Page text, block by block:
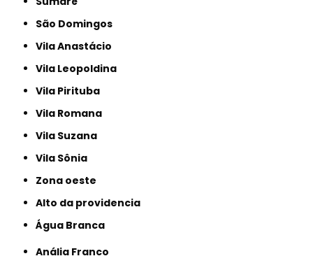
São Domingos
Vila Anastácio
Vila Leopoldina
Vila Pirituba
Vila Romana
Vila Suzana
Vila Sônia
Zona oeste
alto da providencia
Água Branca
Anália Franco